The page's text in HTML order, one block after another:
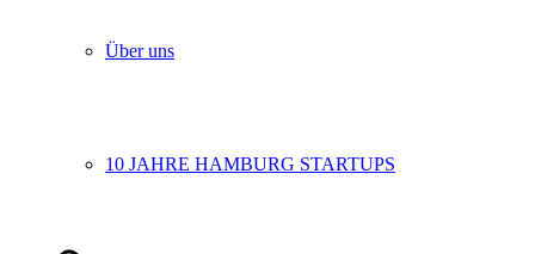
Über uns
10 JAHRE HAMBURG STARTUPS